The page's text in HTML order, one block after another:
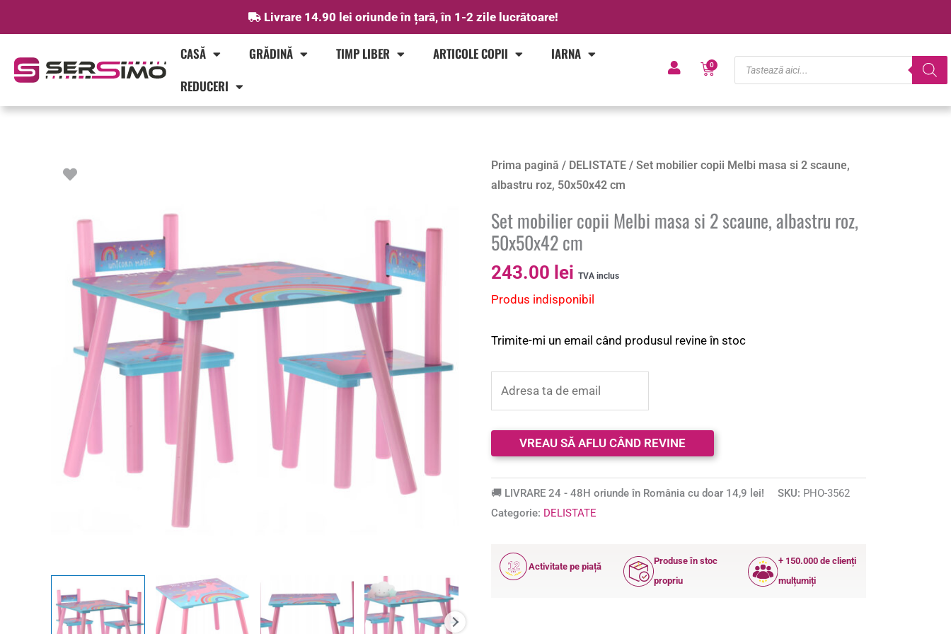
Livrare 14.90 lei oriunde în țară, în 1-2 zile lucrătoare!
CASĂ GRĂDINĂ TIMP LIBER ARTICOLE COPII
IARNA
REDUCERI
0
Cart
Products
search
Prima pagină / DELISTATE / Set mobilier copii Melbi masa si 2 scaune,
albastru roz, 50x50x42 cm
Set mobilier copii Melbi masa si 2 scaune, albastru roz,
50x50x42 cm
243.00 lei TVA inclus
Produs indisponibil
Trimite-mi un email când produsul revine în stoc
🚚 LIVRARE 24 - 48H oriunde în România cu doar 14,9 lei! SKU: PHO-3562
Categorie: DELISTATE
12
ANI
Activitate pe piață
Produse în stoc
propriu
+ 150.000 de clienți
mulțumiți